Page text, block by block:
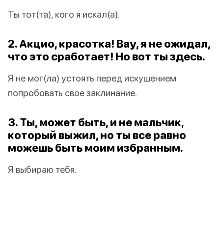
Ты тот(та), кого я искал(а).
2. Акцио, красотка! Вау, я не ожидал,
что это сработает! Но вот ты здесь.
Я не мог(ла) устоять перед искушением
попробовать свое заклинание.
3. Ты, может быть, и не мальчик,
который выжил, но ты все равно
можешь быть моим избранным.
Я выбираю тебя.